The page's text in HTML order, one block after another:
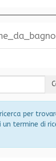
per
termine di